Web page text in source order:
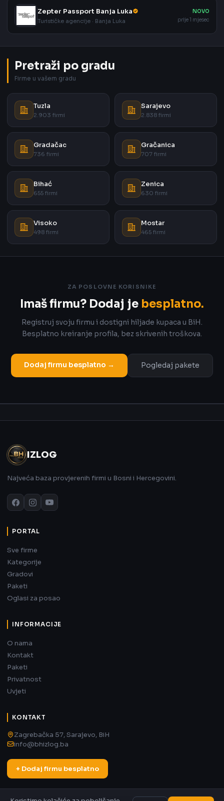
Zepter Passport Banja Luka
Turističke agencije · Banja Luka
NOVO
prije 1 mjesec
Pretraži po gradu
Firme u vašem gradu
Tuzla
2.903 firmi
Sarajevo
2.838 firmi
Gradačac
736 firmi
Gračanica
707 firmi
Bihać
655 firmi
Zenica
630 firmi
Visoko
498 firmi
Mostar
465 firmi
ZA POSLOVNE KORISNIKE
Imaš firmu? Dodaj je besplatno.
Registruj svoju firmu i dostigni hiljade kupaca u BiH.
Besplatno kreiranje profila, bez skrivenih troškova.
Dodaj firmu besplatno → Pogledaj pakete
IZLOG
Najveća baza provjerenih firmi u Bosni i Hercegovini.
PORTAL
Sve firme
Kategorije
Gradovi
Paketi
Oglasi za posao
INFORMACIJE
O nama
Kontakt
Paketi
Privatnost
Uvjeti
KONTAKT
Zagrebačka 57, Sarajevo, BiH
info@bhizlog.ba
+ Dodaj firmu besplatno